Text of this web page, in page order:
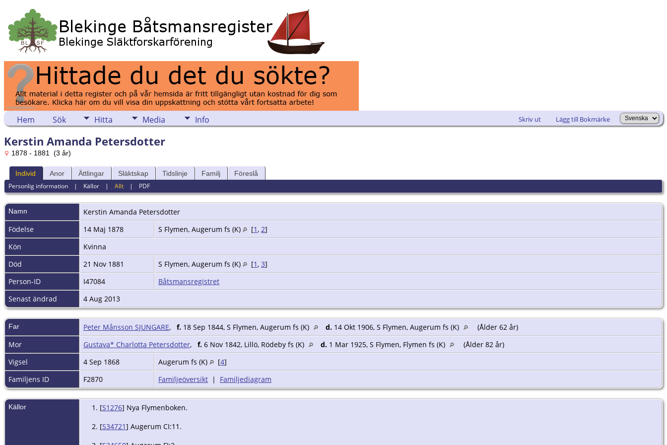
Hem Sök Hitta Media Info Skriv ut Lägg till Bokmärke
Kerstin Amanda Petersdotter
1878 - 1881 (3 år)
Individ Anor Ättlingar Släktskap Tidslinje Familj Föreslå
Personlig information | Källor |Allt | PDF
Namn Kerstin Amanda Petersdotter
Födelse
14 Maj 1878 S Flymen, Augerum fs (K) [1 , 2]
Kön
Kvinna
Död
21 Nov 1881 S Flymen, Augerum fs (K) [1 , 3]
Person-ID
I47084
Båtsmansregistret
Senast ändrad
4 Aug 2013
Far Peter Månsson SJUNGARE, f. 18 Sep 1844, S Flymen, Augerum fs (K) d. 14 Okt 1906, S Flymen, Augerum fs (K)
(Ålder 62 år)
Mor
Gustava* Charlotta Petersdotter, f. 6 Nov 1842, Lillö, Rödeby fs (K) d. 1 Mar 1925, S Flymen, Flymen fs (K)
(Ålder 82 år)
Vigsel
4 Sep 1868 Augerum fs (K) [4]
Familjens ID
F2870 Familjeöversikt | Familjediagram
Källor [S1276] Nya Flymenboken.
[S34721] Augerum CI:11.